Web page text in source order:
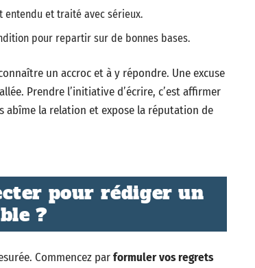
entendu et traité avec sérieux.
pour repartir sur de bonnes bases.
un accroc et à y répondre. Une excuse
Prendre l’initiative d’écrire, c’est affirmer
abîme la relation et expose la réputation de
pour rédiger un
?
Commencez parformuler vos regrets